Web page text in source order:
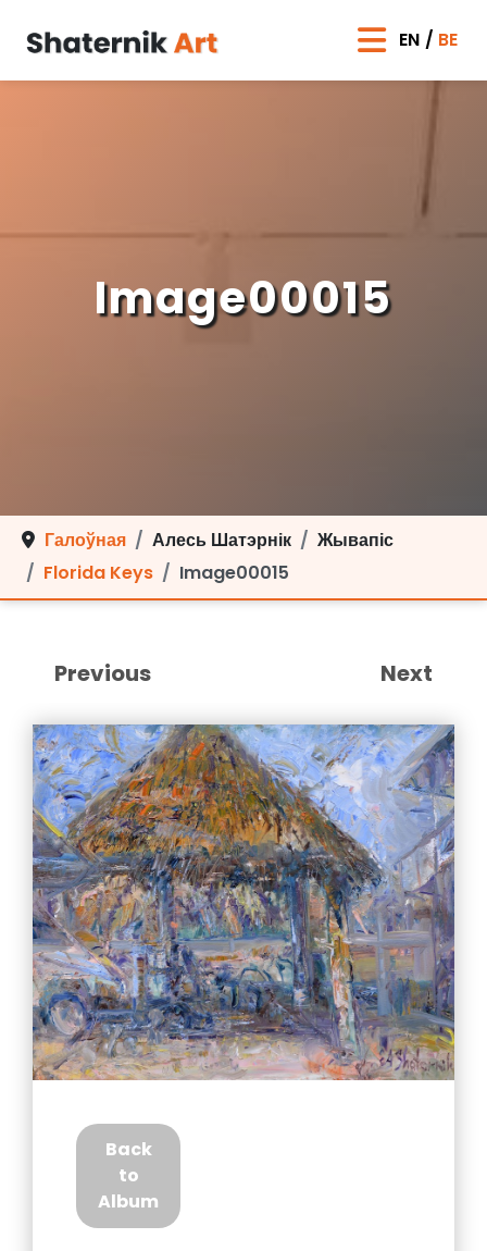
BE
EN
Галоўная Алесь Шатэрнік
Жывапіс
Florida Keys
Image00015
Image00015
Previous Next
Back
to
Album